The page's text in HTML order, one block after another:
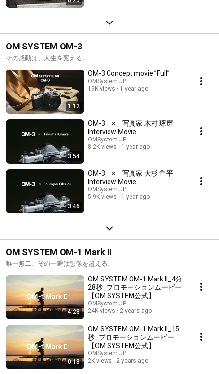
OM SYSTEM OM-3
その感動は、人生を変える。
1:12
OM-3 Concept movie ”Full”
OMSystem JP
19K views
1 year ago
3:54
OM-3 × 写真家 木村 琢磨
Interview Movie
OMSystem JP
8.2K views
1 year ago
3:46
OM-3 × 写真家 大杉 隼平
Interview Movie
OMSystem JP
5.9K views
1 year ago
OM SYSTEM OM-1 Mark II
唯一無二、その一瞬は想像を超える。
4:28
OM SYSTEM OM-1 Mark II_4分
28秒_プロモーションムービー
【OM SYSTEM公式】
OMSystem JP
24K views
2 years ago
0:18
OM SYSTEM OM-1 Mark II_15
秒_プロモーションムービー
【OM SYSTEM公式】
OMSystem JP
2K views
2 years ago